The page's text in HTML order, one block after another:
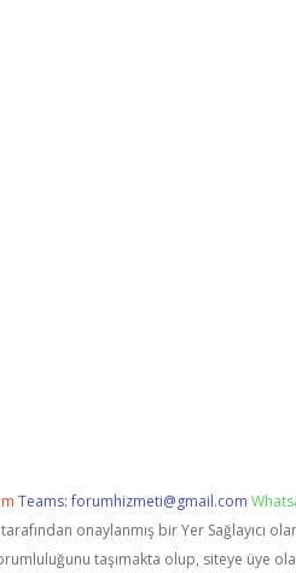
Teams:forumhizmeti@gmail.com
onaylanmış bir Yer
taşımakta olup, siteye üye